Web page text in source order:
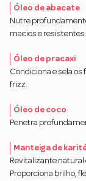
Óleo de abacate
Nutre
macios e resistentes.
Óleo de pracaxi
Condiciona e sela
frizz.
Óleo de coco
Penetra
Manteiga de
Revitalizante natural
Proporciona brilho,